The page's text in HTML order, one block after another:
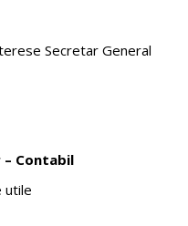
Secretar General
Contabil
utile